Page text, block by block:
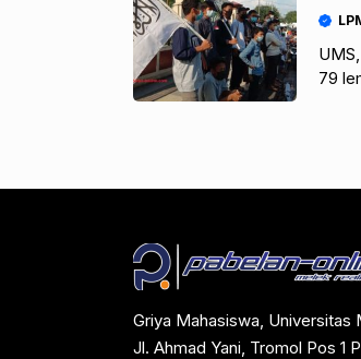
79
Griya Mahasiswa, Universitas
Jl. Ahmad Yani, Tromol Pos 1